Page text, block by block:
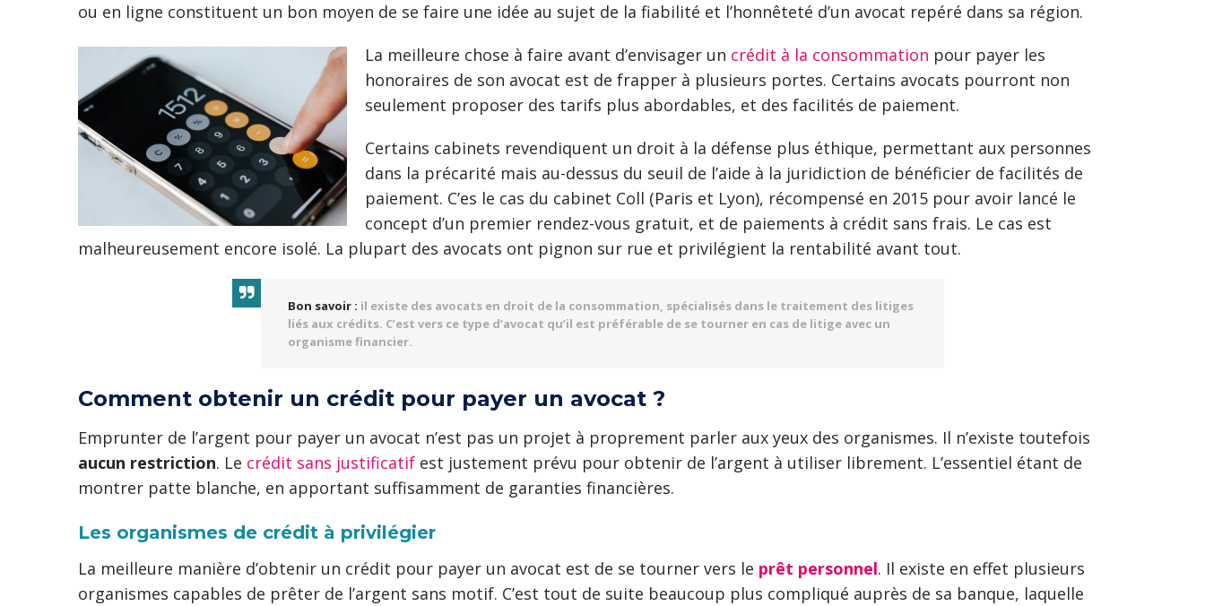
ou en ligne constituent un bon moyen de se faire une idée au sujet de la fiabilité et l’honnêteté d’un avocat repéré dans sa région.
La meilleure chose à faire avant d’envisager un crédit à la consommation pour payer les
honoraires de son avocat est de frapper à plusieurs portes. Certains avocats pourront non
seulement proposer des tarifs plus abordables, et des facilités de paiement.
Certains cabinets revendiquent un droit à la défense plus éthique, permettant aux personnes
dans la précarité mais au-dessus du seuil de l’aide à la juridiction de bénéficier de facilités de
paiement. C’es le cas du cabinet Coll (Paris et Lyon), récompensé en 2015 pour avoir lancé le
concept d’un premier rendez-vous gratuit, et de paiements à crédit sans frais. Le cas est
malheureusement encore isolé. La plupart des avocats ont pignon sur rue et privilégient la rentabilité avant tout.
Bon savoir : il existe des avocats en droit de la consommation, spécialisés dans le traitement des litiges
liés aux crédits. C’est vers ce type d’avocat qu’il est préférable de se tourner en cas de litige avec un
organisme financier.
Comment obtenir un crédit pour payer un avocat ?
Emprunter de l’argent pour payer un avocat n’est pas un projet à proprement parler aux yeux des organismes. Il n’existe toutefois
aucun restriction. Le crédit sans justificatif est justement prévu pour obtenir de l’argent à utiliser librement. L’essentiel étant de
montrer patte blanche, en apportant suffisamment de garanties financières.
Les organismes de crédit à privilégier
La meilleure manière d’obtenir un crédit pour payer un avocat est de se tourner vers le prêt personnel. Il existe en effet plusieurs
organismes capables de prêter de l’argent sans motif. C’est tout de suite beaucoup plus compliqué auprès de sa banque, laquelle